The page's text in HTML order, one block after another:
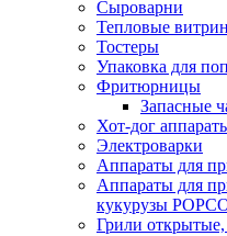
Сыроварни
Тепловые
Тостеры
Упаковка для
Фритюрницы
Запасные
Хот-дог
Электроварки
Аппараты для
Аппараты для
кукурузы
Грили